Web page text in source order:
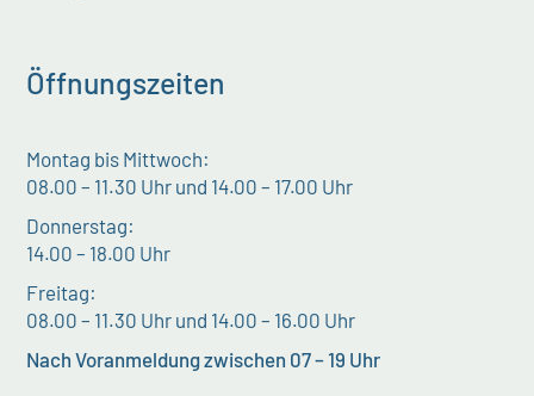
Öffnungszeiten
Montag bis Mittwoch:
08.00 – 11.30 Uhr und 14.00 – 17.00 Uhr
Donnerstag:
14.00 – 18.00 Uhr
Freitag:
08.00 – 11.30 Uhr und 14.00 – 16.00 Uhr
Nach Voranmeldung zwischen 07 – 19 Uhr